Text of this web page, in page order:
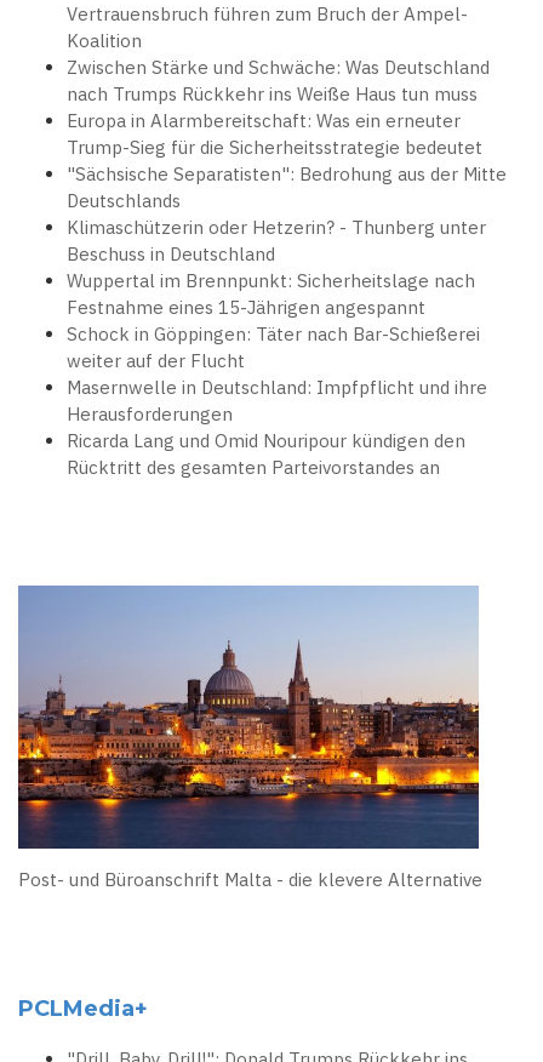
Vertrauensbruch führen zum Bruch der Ampel-
Koalition
Zwischen Stärke und Schwäche: Was Deutschland
nach Trumps Rückkehr ins Weiße Haus tun muss
Europa in Alarmbereitschaft: Was ein erneuter
Trump-Sieg für die Sicherheitsstrategie bedeutet
"Sächsische Separatisten": Bedrohung aus der Mitte
Deutschlands
Klimaschützerin oder Hetzerin? - Thunberg unter
Beschuss in Deutschland
Wuppertal im Brennpunkt: Sicherheitslage nach
Festnahme eines 15-Jährigen angespannt
Schock in Göppingen: Täter nach Bar-Schießerei
weiter auf der Flucht
Masernwelle in Deutschland: Impfpflicht und ihre
Herausforderungen
Ricarda Lang und Omid Nouripour kündigen den
Rücktritt des gesamten Parteivorstandes an
Post- und Büroanschrift Malta - die klevere Alternative
PCLMedia+